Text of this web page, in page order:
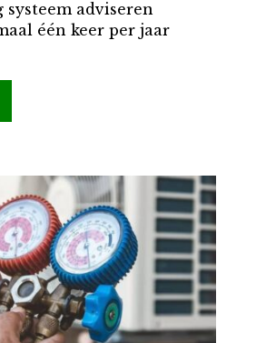
adviseren
één keer per jaar